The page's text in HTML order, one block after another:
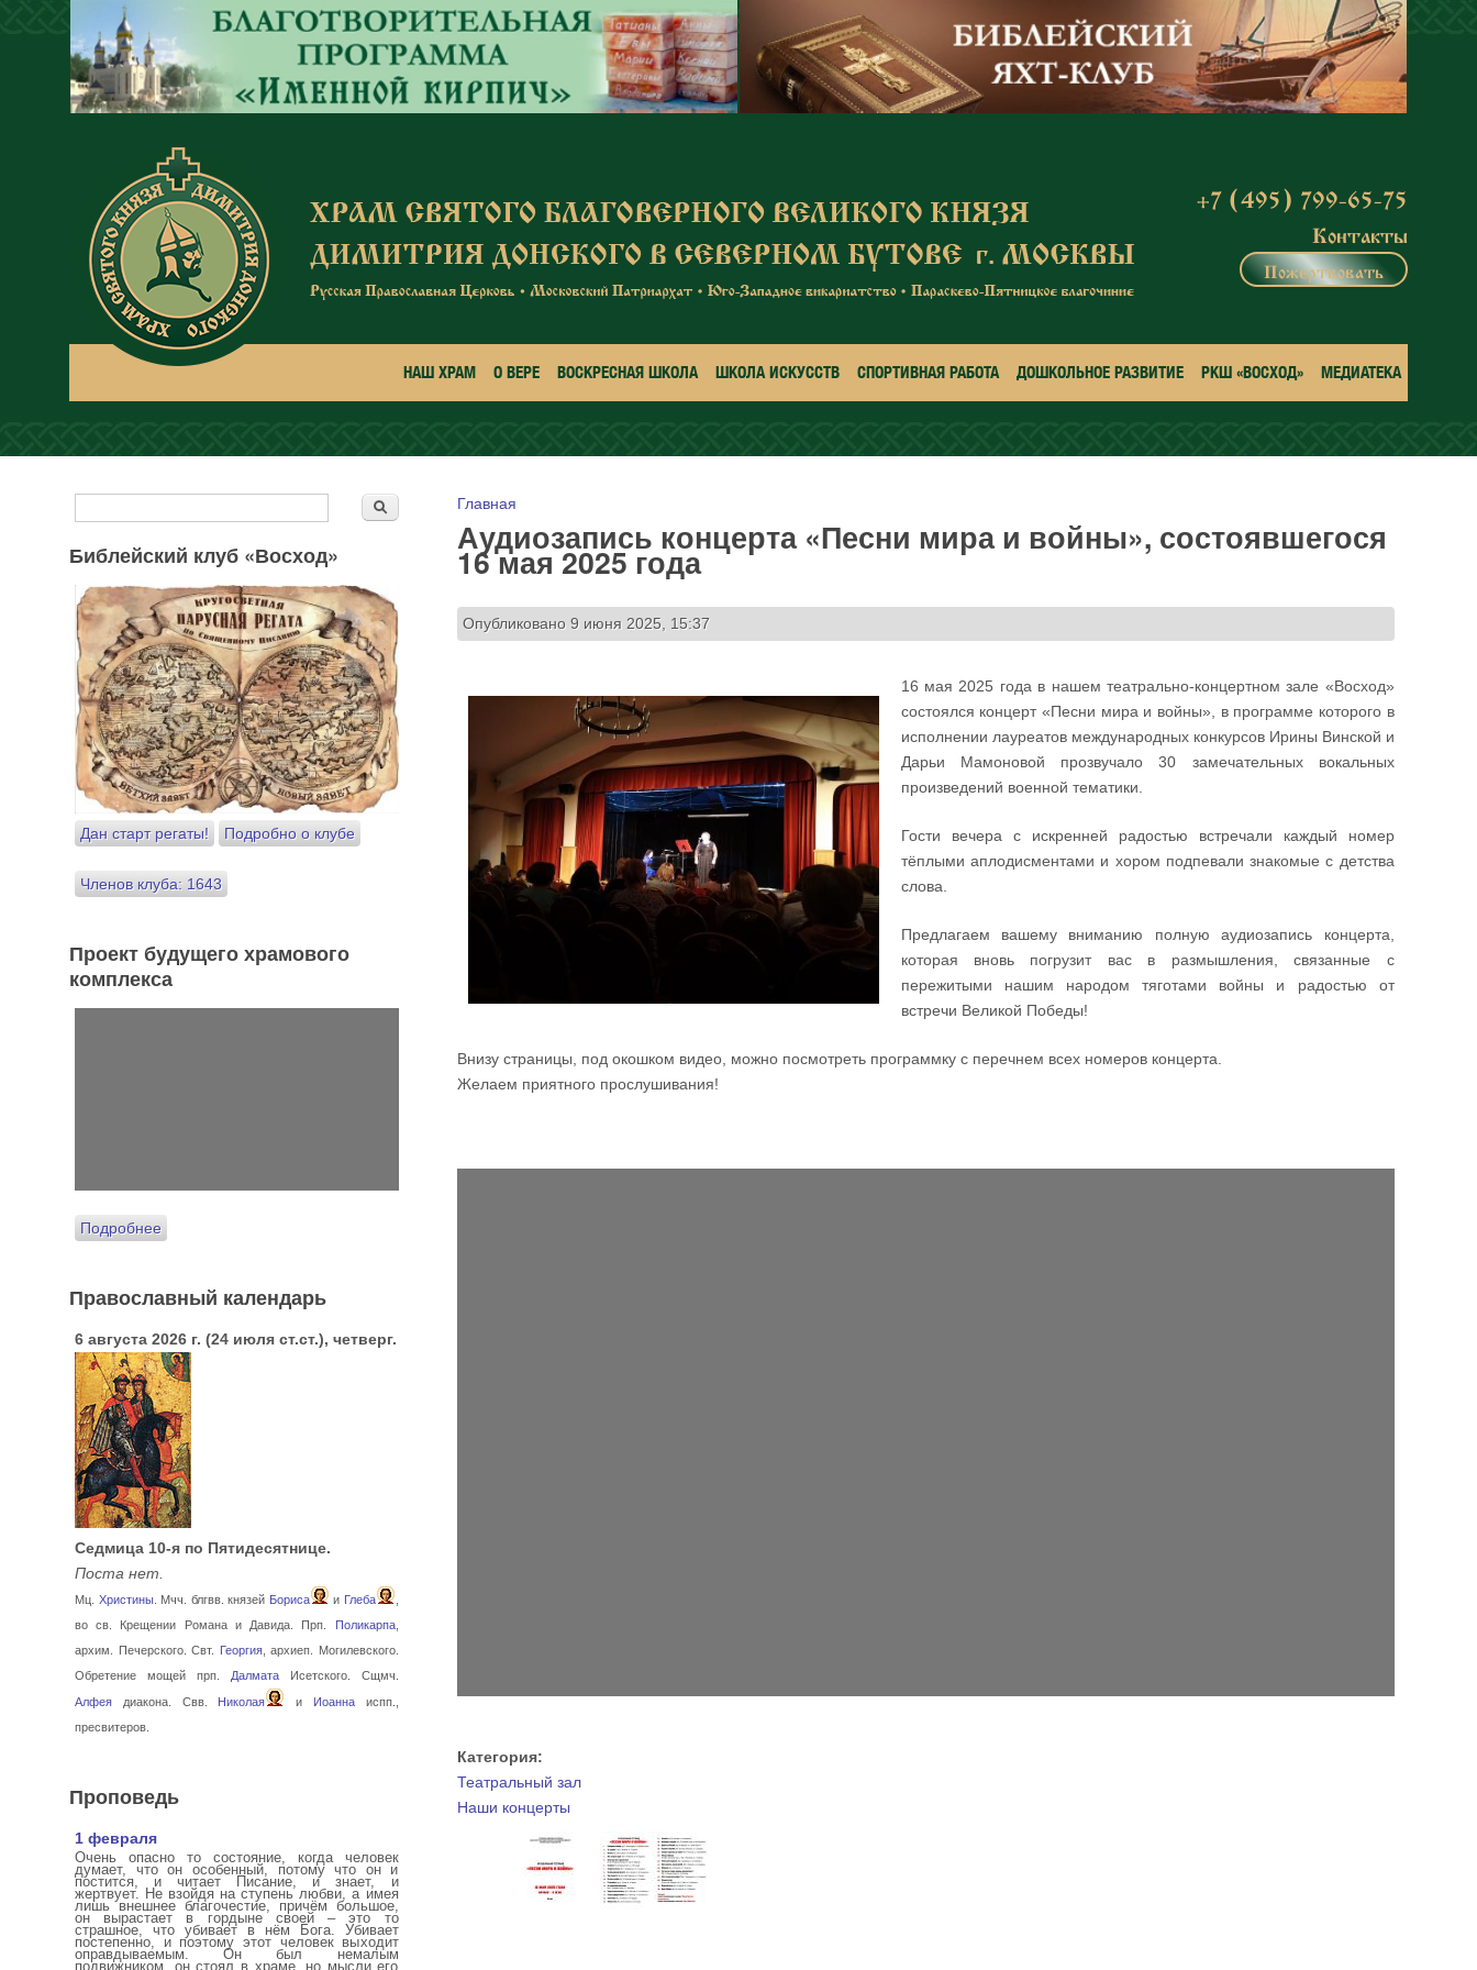
Перейти к основному содержанию
+7 (495) 799-65-75
Контакты
Пожертвовать
НАШ ХРАМ О ВЕРЕ ВОСКРЕСНАЯ ШКОЛА ШКОЛА ИСКУССТВ СПОРТИВНАЯ РАБОТА ДОШКОЛЬНОЕ РАЗВИТИЕ РКШ «ВОСХОД» МЕДИАТЕКА
Вы здесь
Главная
Аудиозапись концерта «Песни мира и войны», состоявшегося
16 мая 2025 года
Опубликовано 9 июня 2025, 15:37
16 мая 2025 года в нашем театрально-концертном зале «Восход»
состоялся концерт «Песни мира и войны», в программе которого в
исполнении лауреатов международных конкурсов Ирины Винской и
Дарьи Мамоновой прозвучало 30 замечательных вокальных
произведений военной тематики.
Гости вечера с искренней радостью встречали каждый номер
тёплыми аплодисментами и хором подпевали знакомые с детства
слова.
Предлагаем вашему вниманию полную аудиозапись концерта,
которая вновь погрузит вас в размышления, связанные с
пережитыми нашим народом тяготами войны и радостью от
встречи Великой Победы!
Внизу страницы, под окошком видео, можно посмотреть программку с перечнем всех номеров концерта.
Желаем приятного прослушивания!
Категория:
Театральный зал
Наши концерты
Форма поиска
Библейский клуб «Восход»
Дан старт регаты! Подробно о клубе
Членов клуба: 1643
Проект будущего храмового
комплекса
Подробнее
Православный календарь
6 августа 2026 г. (24 июля ст.ст.), четверг.
Седмица 10-я по Пятидесятнице.
Поста нет.
Мц. Христины. Мчч. блгвв. князей Бориса и Глеба
во св. Крещении Романа и Давида. Прп.
Поликарпа,
архим. Печерского. Свт.
Георгия, архиеп. Могилевского.
Обретение мощей прп.
ДалматаИсетского. Сщмч.
Алфея диакона. Свв. Николая и Иоаннаиспп.,
пресвитеров.
Проповедь
1 февраля
Очень опасно то состояние, когда человек
думает, что он особенный, потому что он и
постится, и читает Писание, и знает, и
жертвует. Не взойдя на ступень любви, а имея
лишь внешнее благочестие, причём большое,
он вырастает в гордыне своей – это то
страшное, что убивает в нём Бога. Убивает
постепенно, и поэтому этот человек выходит
оправдываемым. Он был немалым
подвижником, он стоял в храме, но мысли его